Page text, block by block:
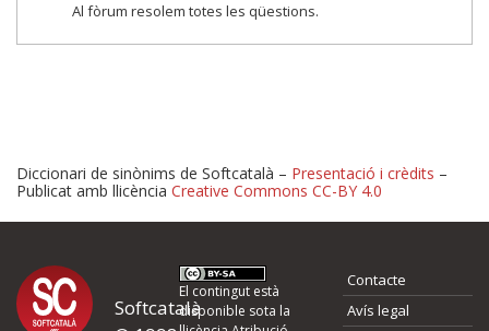
Al fòrum resolem totes les qüestions.
Proposeu-nos millores o
d'errors
Diccionari de sinònims de Softcatalà – Presentació i crèdits –
Publicat amb llicència Creative Commons CC-BY 4.0
Softcatalà
El contingut està
disponible sota la
Contacte
Avís legal